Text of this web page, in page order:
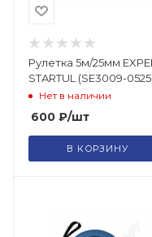
Рулетка 5м/25мм
STARTUL (SE3009-
Нет в наличии
600 ₽/шт
В КОРЗИНУ